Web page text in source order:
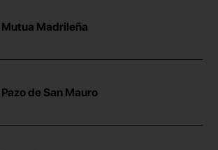
Mutua Madrileña
Pazo de San Mauro